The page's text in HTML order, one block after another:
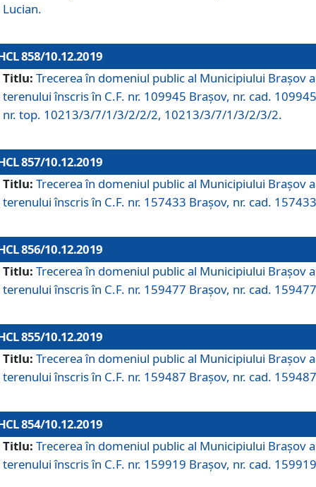
Lucian.
858/10.12.2019
Titlu: Trecerea în domeniul public al Municipiului Braşov a
terenului înscris în C.F. nr. 109945 Brașov, nr. cad.
nr. top. 10213/3/7/1/3/2/2/2, 10213/3/7/1/3/2/3/2.
857/10.12.2019
Titlu: Trecerea în domeniul public al Municipiului Braşov a
terenului înscris în C.F. nr. 157433 Brașov, nr. cad.
856/10.12.2019
Titlu: Trecerea în domeniul public al Municipiului Braşov a
terenului înscris în C.F. nr. 159477 Brașov, nr. cad.
855/10.12.2019
Titlu: Trecerea în domeniul public al Municipiului Braşov a
terenului înscris în C.F. nr. 159487 Brașov, nr. cad.
854/10.12.2019
Titlu: Trecerea în domeniul public al Municipiului Braşov a
terenului înscris în C.F. nr. 159919 Brașov, nr. cad.